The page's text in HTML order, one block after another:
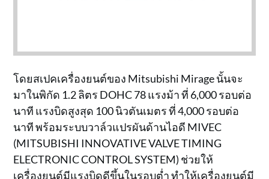
โดยสเปคเครื่องยนต์ของ Mitsubishi Mirage นั้นจะ
มาในพิกัด 1.2 ลิตร DOHC 78 แรงม้า ที่ 6,000 รอบต่อ
นาที แรงบิดสูงสุด 100 นิวตันเมตร ที่ 4,000 รอบต่อ
นาที พร้อมระบบวาล์วแปรผันด้านไอดี MIVEC
(MITSUBISHI INNOVATIVE VALVE TIMING
ELECTRONIC CONTROL SYSTEM) ช่วยให้
เครื่องยนต์มีแรงบิดดีขึ้นในรอบต่ำ ทำให้เครื่องยนต์มี